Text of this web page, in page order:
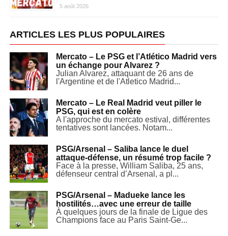
5 août 2026
ARTICLES LES PLUS POPULAIRES
Mercato – Le PSG et l’Atlético Madrid vers
un échange pour Alvarez ?
Julian Alvarez, attaquant de 26 ans de
l'Argentine et de l'Atletico Madrid...
Mercato – Le Real Madrid veut piller le
PSG, qui est en colère
A l'approche du mercato estival, différentes
tentatives sont lancées. Notam...
PSG/Arsenal – Saliba lance le duel
attaque-défense, un résumé trop facile ?
Face à la presse, William Saliba, 25 ans,
défenseur central d’Arsenal, a pl...
PSG/Arsenal – Madueke lance les
hostilités…avec une erreur de taille
À quelques jours de la finale de Ligue des
Champions face au Paris Saint-Ge...